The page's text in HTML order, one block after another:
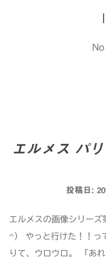
エルメス パ
投稿日:
エルメスの画像シリー
^） やっと行けた！！
りて、ウロウロ。 「あ